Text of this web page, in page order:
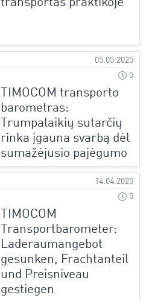
transportas praktikoje
05.05.2025
5
TIMOCOM transporto
barometras:
Trumpalaikių sutarčių
rinka įgauna svarbą dėl
sumažėjusio pajėgumo
14.04.2025
5
TIMOCOM
Transportbarometer:
Laderaumangebot
gesunken, Frachtanteil
und Preisniveau
gestiegen